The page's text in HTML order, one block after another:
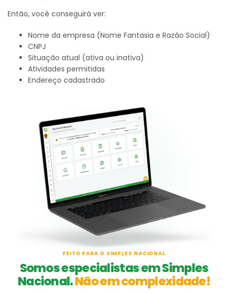
Então, você conseguirá ver:
Nome da empresa (Nome Fantasia e Razão Social)
CNPJ
Situação atual (ativa ou inativa)
Atividades permitidas
Endereço cadastrado
FEITO PARA O SIMPLES NACIONAL
Somos especialistas em Simples
Nacional.Não em complexidade!